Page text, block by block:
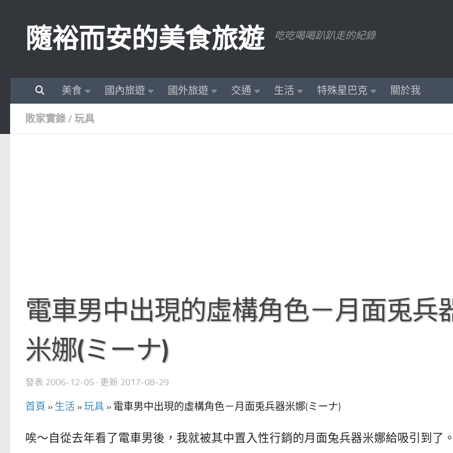
隨裕而安的美食旅遊 吃吃喝喝趴趴走的紀錄
美食 國內旅遊 國外旅遊 交通 生活 特殊星巴克 關於我
敗家實錄 / 玩具
電車男中出現的虛構角色－月面兎兵
米娜(ミーナ)
發表 2006-12-05 · 更新 2017-08-29
首頁 » 生活 »玩具 » 電車男中出現的虛構角色－月面兎兵器米娜(ミーナ)
唉～自從去年看了電車男後，我就被其中置入性行銷的月面兔兵器米娜給吸引到了